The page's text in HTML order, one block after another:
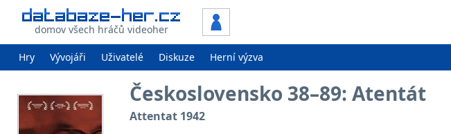
domov všech hráčů videoher
Hry Vývojáři Uživatelé Diskuze Herní výzva
Československo 38–89: Atentát
Attentat 1942